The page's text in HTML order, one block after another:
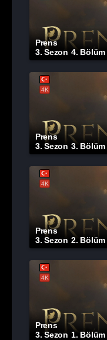
Prens
3. Sezon 4. Bölüm
4K
Prens
3. Sezon 3. Bölüm
4K
Prens
3. Sezon 2. Bölüm
4K
Prens
3. Sezon 1. Bölüm